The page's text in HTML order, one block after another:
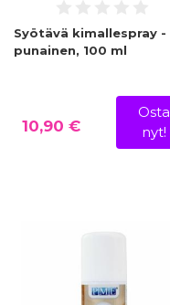
Syötävä kimallespray -
punainen, 100 ml
10,90 €
Osta
nyt!